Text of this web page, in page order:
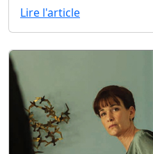
Lire l'article